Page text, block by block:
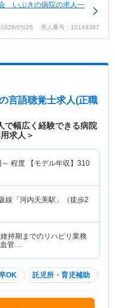
いぶきの病院の求人一
2026/05/26 求人番号：10149387
言語聴覚士求人(正職
で幅広く経験できる病院
求人＞
程度 【モデル年収】 310
線「河内天美駅」（徒歩2
持期までのリハビリ業務
管…
OK 託児所・育児補助